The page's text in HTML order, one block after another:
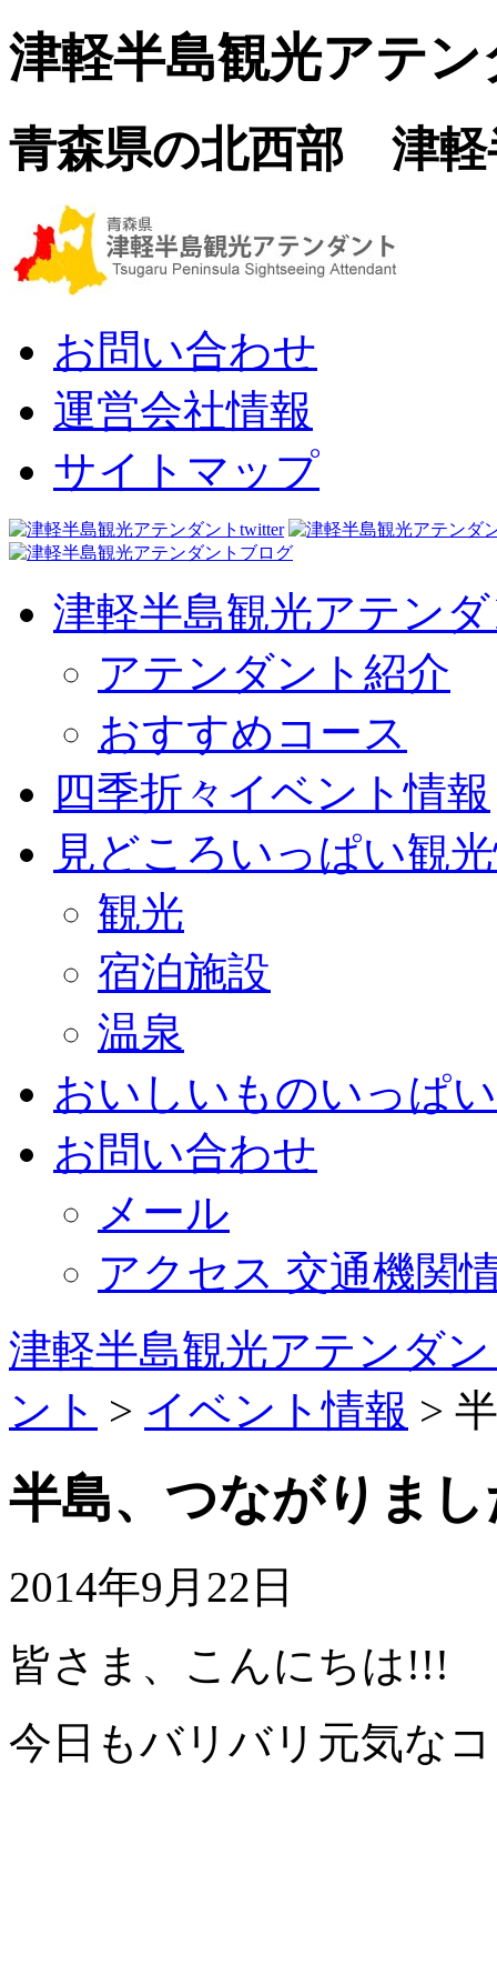
津軽半島観光アテ
青森県の北西部 津軽
お問い合わせ
運営会社情報
サイトマップ
津軽半島観光アテン
アテンダント紹介
おすすめコース
四季折々イベント情報
見どころいっぱい観
観光
宿泊施設
温泉
おいしいものいっぱ
お問い合わせ
メール
アクセス 交通機関
津軽半島観光アテンダ
ント > イベント情報 >
半島、つながりま
2014年9月22日
皆さま、こんにちは!!!
今日もバリバリ元気な